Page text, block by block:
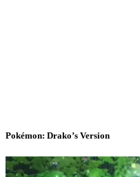
Pokémon: Drako’s Version